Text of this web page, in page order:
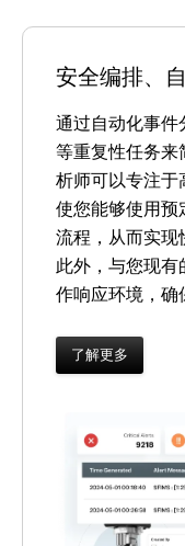
安全编排、
通过自动化事件
等重复性任务来
析师可以专注
使您能够使用预
流程，从而实现
此外，与您现
作响应环境，确
了解更多